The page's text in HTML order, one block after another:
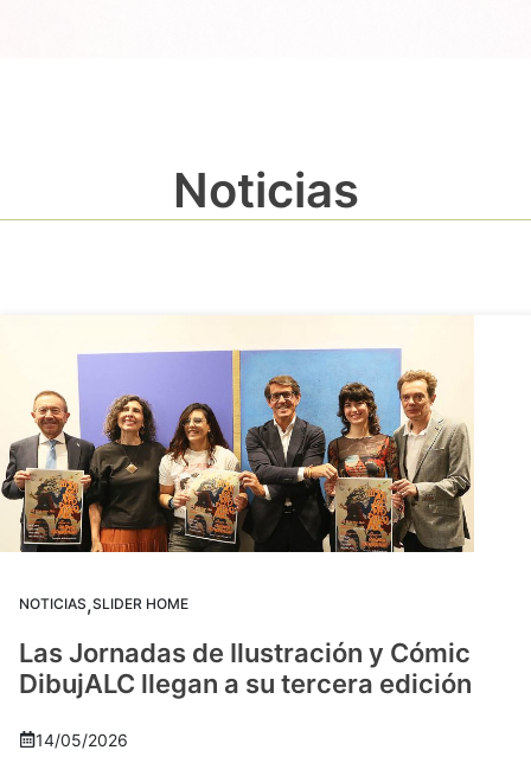
Noticias
NOTICIAS,SLIDER HOME
Las Jornadas de Ilustración y Cómic
DibujALC llegan a su tercera edición
14/05/2026